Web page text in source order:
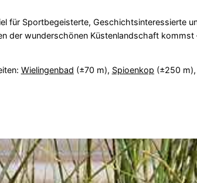
für Sportbegeisterte, Geschichtsinteressierte
der wunderschönen Küstenlandschaft kommst
Wielingenbad (±70 m), Spioenkop (±250 m),